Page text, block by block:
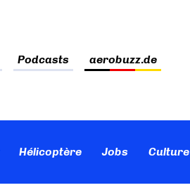
Podcasts aerobuzz.de
Hélicoptère Jobs